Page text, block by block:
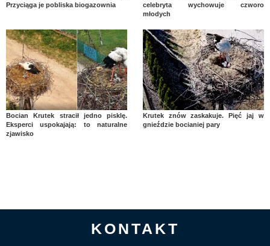
Przyciąga je pobliska biogazownia
celebryta wychowuje czworo
młodych
Bocian Krutek stracił jedno pisklę.
Eksperci uspokajają: to naturalne
zjawisko
Krutek znów zaskakuje. Pięć jaj w
gnieździe bocianiej pary
KONTAKT